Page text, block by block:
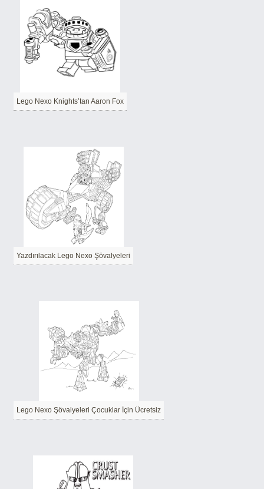
Lego Nexo Knights’tan Aaron Fox
Yazdırılacak Lego Nexo Şövalyeleri
Lego Nexo Şövalyeleri Çocuklar İçin Ücretsiz